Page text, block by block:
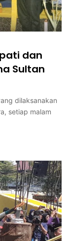
dan
Sultan
dilaksanakan
setiap malam